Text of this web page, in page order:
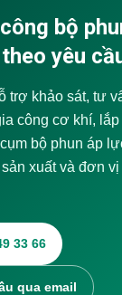
bộ
yêu
trợ khảo sát, tư
công cơ khí, lắp
bộ phun áp
xuất và đơn vị
33 66
qua email